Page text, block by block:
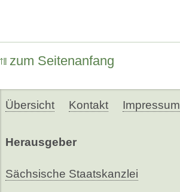
zum Seitenanfang
Übersicht Kontakt Impressum
Herausgeber
Sächsische Staatskanzlei